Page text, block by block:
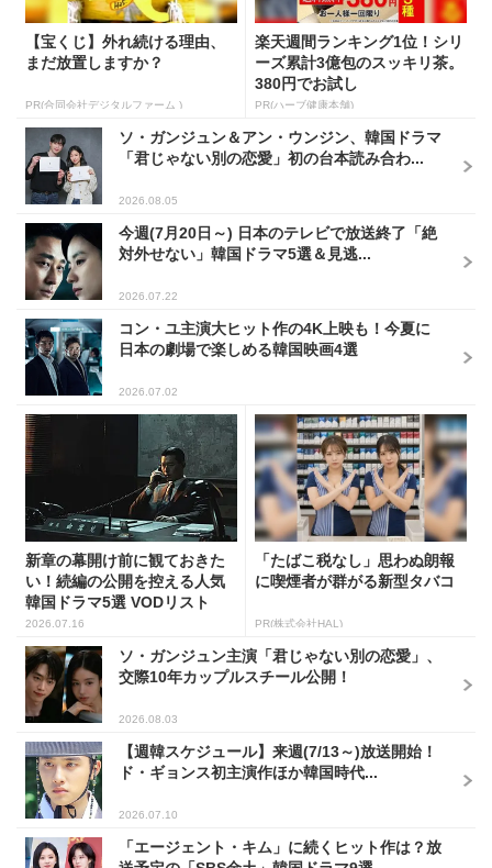
【宝くじ】外れ続ける理由、
まだ放置しますか？
PR(合同会社デジタルファーム )
楽天週間ランキング1位！シリ
ーズ累計3億包のスッキリ茶。
380円でお試し
PR(ハーブ健康本舗)
ソ・ガンジュン＆アン・ウンジン、韓国ドラマ
「君じゃない別の恋愛」初の台本読み合わ...
2026.08.05
今週(7月20日～) 日本のテレビで放送終了「絶
対外せない」韓国ドラマ5選＆見逃...
2026.07.22
コン・ユ主演大ヒット作の4K上映も！今夏に
日本の劇場で楽しめる韓国映画4選
2026.07.02
新章の幕開け前に観ておきた
い！続編の公開を控える人気
韓国ドラマ5選 VODリスト
2026.07.16
「たばこ税なし」思わぬ朗報
に喫煙者が群がる新型タバコ
PR(株式会社HAL)
ソ・ガンジュン主演「君じゃない別の恋愛」、
交際10年カップルスチール公開！
2026.08.03
【週韓スケジュール】来週(7/13～)放送開始！
ド・ギョンス初主演作ほか韓国時代...
2026.07.10
「エージェント・キム」に続くヒット作は？放